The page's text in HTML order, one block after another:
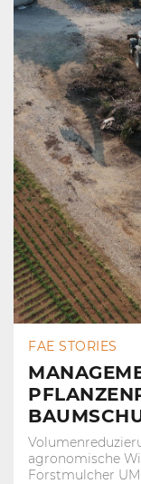
FAE STORIES
agronomische
Forstmulcher